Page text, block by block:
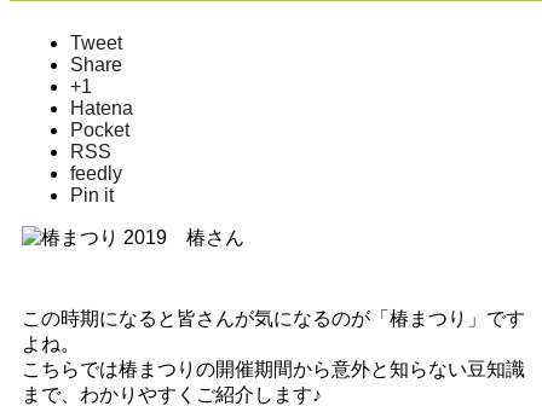
Tweet
Share
+1
Hatena
Pocket
RSS
feedly
Pin it
この時期になると皆さんが気になるのが「椿まつり」です
よね。
こちらでは椿まつりの開催期間から意外と知らない豆知識
まで、わかりやすくご紹介します♪